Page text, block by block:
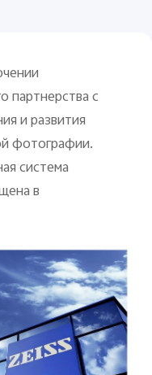
партнерства с
и развития
фотографии.
система
в